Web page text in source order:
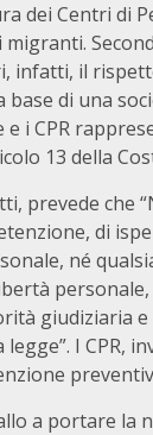
dei Centri di
migranti.
infatti, il
di una
e i CPR
13 della
prevede che
di
né
giudiziaria e
I CPR,
a portare la